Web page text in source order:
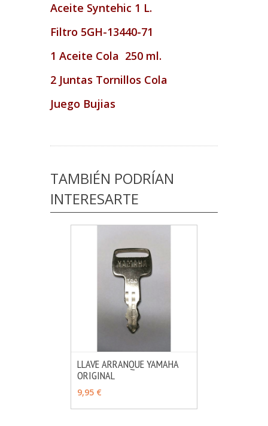
Aceite Syntehic 1 L.
Filtro 5GH-13440-71
1 Aceite Cola 250 ml.
2 Juntas Tornillos Cola
Juego Bujias
TAMBIÉN PODRÍAN
INTERESARTE
VER OPCIONES
LLAVE ARRANQUE YAMAHA
ORIGINAL
9,95 €